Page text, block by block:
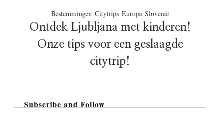
Bestemmingen Citytrips Europa Slovenië
Ontdek Ljubljana met kinderen!
Onze tips voor een geslaagde
citytrip!
Subscribe and Follow